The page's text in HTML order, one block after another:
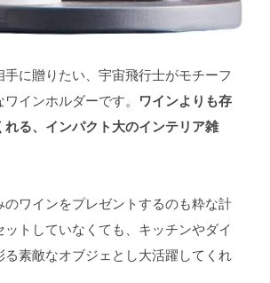
手に贈りたい、宇宙飛行士がモチーフ
インホルダーです。
ワインよりも存
れる、インパクト大のインテリア雑
のワインをプレゼントするのも粋な計
ットしていなくても、キッチンやダイ
る素敵なオブジェとし大活躍してくれ